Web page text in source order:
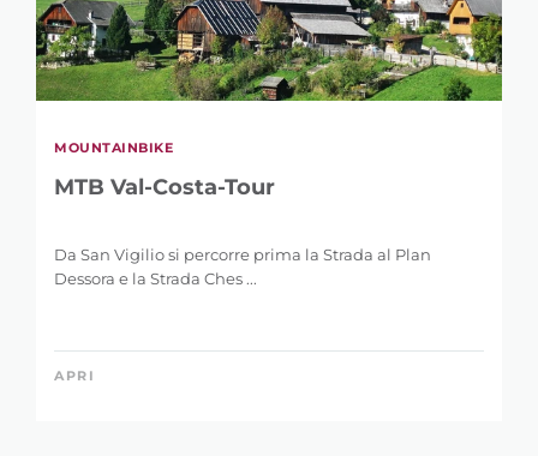
MOUNTAINBIKE
MTB Val-Costa-Tour
Da San Vigilio si percorre prima la Strada al Plan
Dessora e la Strada Ches ...
APRI